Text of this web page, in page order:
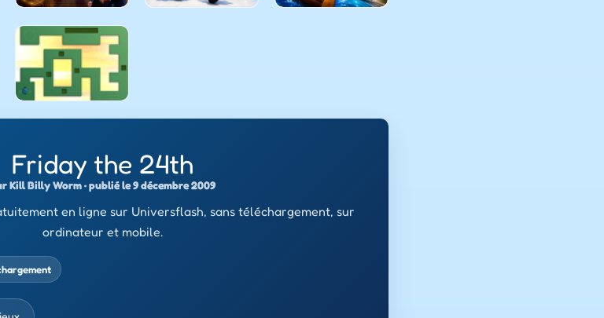
Friday the 24th
Kill Billy Worm · publié le 9 décembre 2009
en ligne sur Universflash, sans téléchargement, sur
ordinateur et mobile.